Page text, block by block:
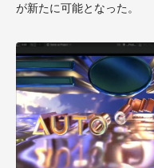
が新たに可能となった。